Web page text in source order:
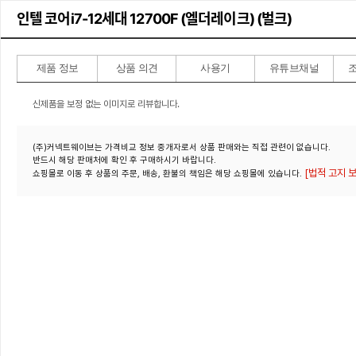
인텔 코어i7-12세대 12700F (엘더레이크) (벌크)
제품 정보 상품 의견 사용기 유튜브채널
신제품을 보정 없는 이미지로 리뷰합니다.
(주)커넥트웨이브는 가격비교 정보 중개자로서 상품 판매와는 직접 관련이 없습니다.
반드시 해당 판매처에 확인 후 구매하시기 바랍니다.
쇼핑몰로 이동 후 상품의 주문, 배송, 환불의 책임은 해당 쇼핑몰에 있습니다. [법적 고지